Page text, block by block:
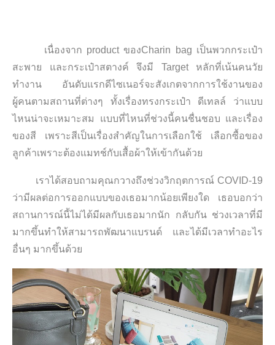
เนื่องจาก product ของCharin bag เป็นพวกกระเป๋า
สะพาย และกระเป๋าสตางค์ จึงมี Target หลักที่เน้นคนวัย
ทำงาน อันดับแรกดีไซเนอร์จะสังเกตจากการใช้งานของ
ผู้คนตามสถานที่ต่างๆ ทั้งเรื่องทรงกระเป๋า ดีเทลล์ ว่าแบบ
ไหนน่าจะเหมาะสม แบบที่ไหนที่ช่วงนี้คนชื่นชอบ และเรื่อง
ของสี เพราะสีเป็นเรื่องสำคัญในการเลือกใช้ เลือกซื้อของ
ลูกค้าเพราะต้องแมทช์กับเสื้อผ้าให้เข้ากันด้วย
เราได้สอบถามคุณกวางถึงช่วงวิกฤตการณ์ COVID-19
ว่ามีผลต่อการออกแบบของเธอมากน้อยเพียงใด เธอบอกว่า
สถานการณ์นี้ไม่ได้มีผลกับเธอมากนัก กลับกัน ช่วงเวลาที่มี
มากขึ้นทำให้สามารถพัฒนาแบรนด์ และได้มีเวลาทำอะไร
อื่นๆ มากขึ้นด้วย